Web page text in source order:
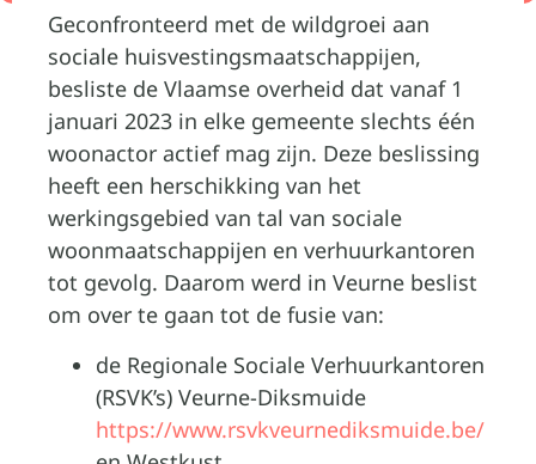
Geconfronteerd met de wildgroei aan
sociale huisvestingsmaatschappijen,
besliste de Vlaamse overheid dat vanaf 1
januari 2023 in elke gemeente slechts één
woonactor actief mag zijn. Deze beslissing
heeft een herschikking van het
werkingsgebied van tal van sociale
woonmaatschappijen en verhuurkantoren
tot gevolg. Daarom werd in Veurne beslist
om over te gaan tot de fusie van:
de Regionale Sociale Verhuurkantoren
(RSVK’s) Veurne-Diksmuide
https://www.rsvkveurnediksmuide.be/